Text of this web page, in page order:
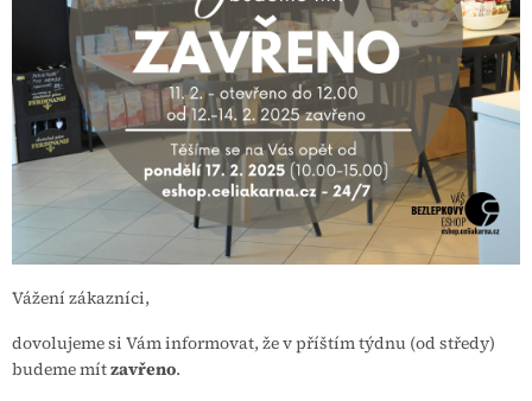
Vážení zákazníci,
dovolujeme si Vám informovat, že v příštím týdnu (od středy)
budeme mítzavřeno.